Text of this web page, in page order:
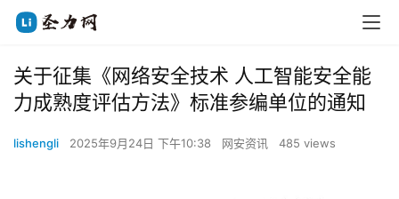
关于征集《网络安全技术 人工智能安全能
力成熟度评估方法》标准参编单位的通知
lishengli 2025年9月24日 下午10:38 网安资讯 485 views